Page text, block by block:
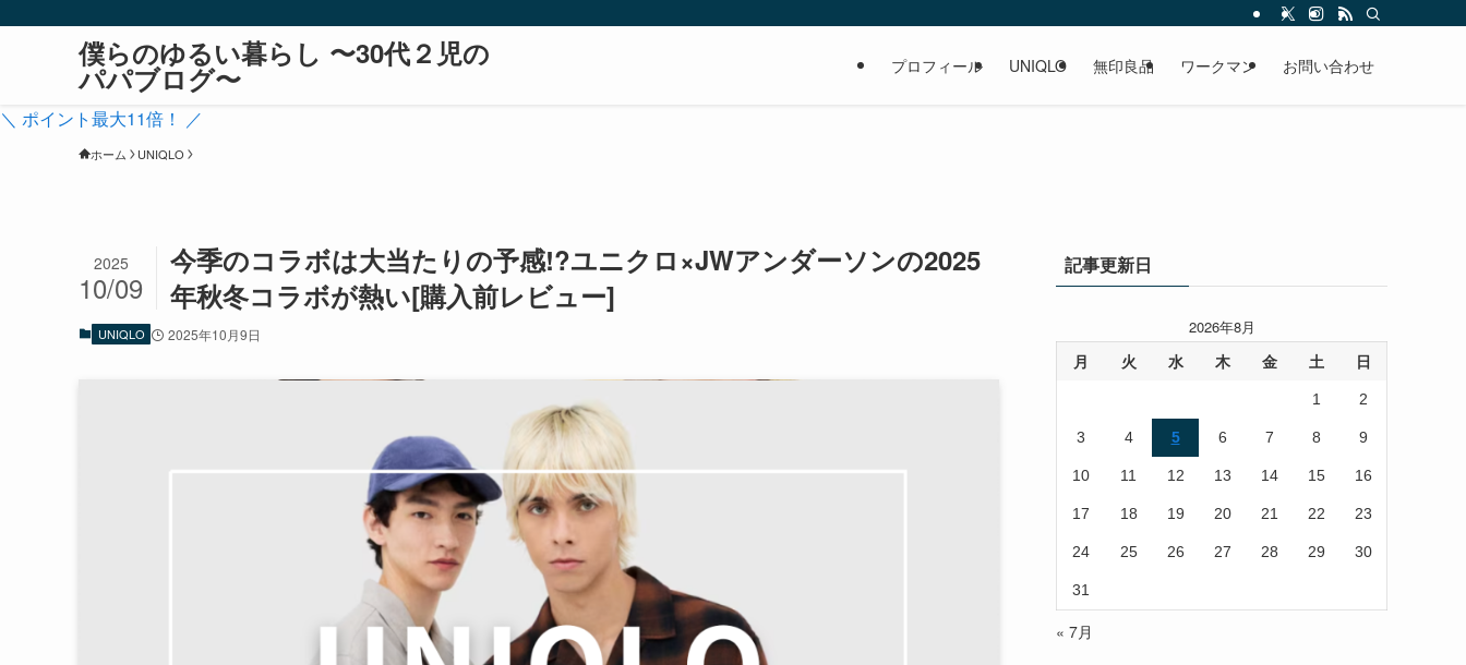
僕らのゆるい暮らし 〜30代２児の
パパブログ〜 プロフィール UNIQLO 無印良品 ワークマン お問い合わせ
＼ ポイント最大11倍！ ／
ホーム UNIQLO
今季のコラボは大当たりの予感!?ユニクロ×JWアンダーソンの2025
年秋冬コラボが熱い[購入前レビュー]
2025
10/09
UNIQLO 2025年10月9日
記事更新日
2026年8月
月 火 水 木 金 土 日
1 2
3 4 5 6 7 8 9
10 11 12 13 14 15 16
17 18 19 20 21 22 23
24 25 26 27 28 29 30
31
« 7月